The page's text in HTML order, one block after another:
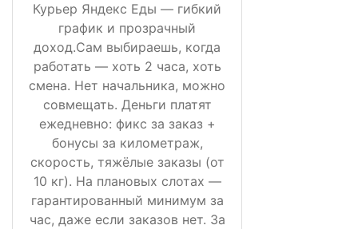
Курьер Яндекс Еды — гибкий
график и прозрачный
доход.Сам выбираешь, когда
работать — хоть 2 часа, хоть
смена. Нет начальника, можно
совмещать. Деньги платят
ежедневно: фикс за заказ +
бонусы за километраж,
скорость, тяжёлые заказы (от
10 кг). На плановых слотах —
гарантированный минимум за
час, даже если заказов нет. За